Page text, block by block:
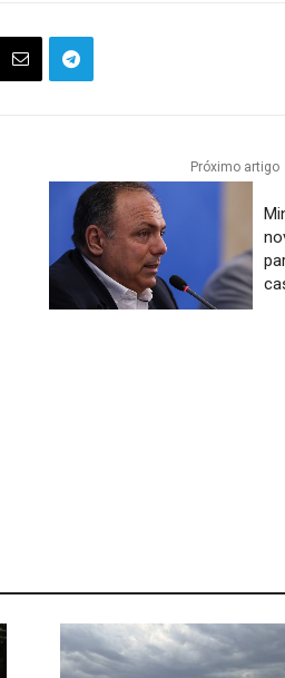
Próximo artigo